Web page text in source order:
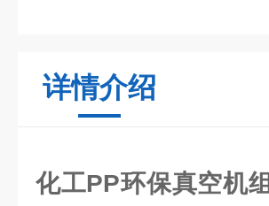
详情介绍
化工PP环保真空机组